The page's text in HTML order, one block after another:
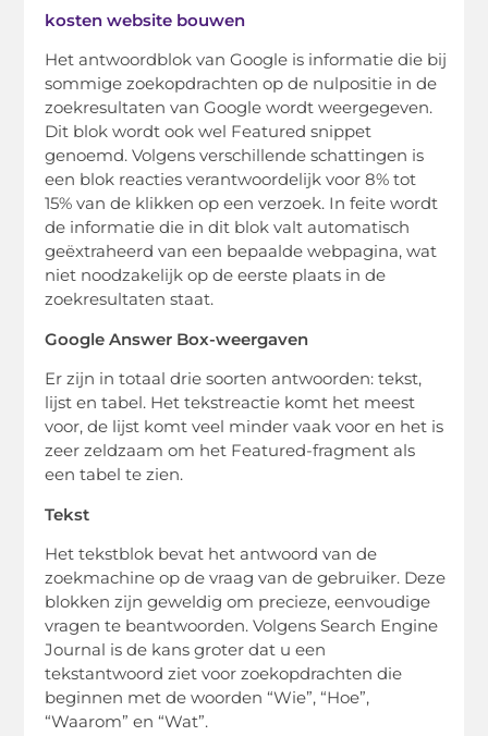
kosten website bouwen
Het antwoordblok van Google is informatie die bij
sommige zoekopdrachten op de nulpositie in de
zoekresultaten van Google wordt weergegeven.
Dit blok wordt ook wel Featured snippet
genoemd. Volgens verschillende schattingen is
een blok reacties verantwoordelijk voor 8% tot
15% van de klikken op een verzoek. In feite wordt
de informatie die in dit blok valt automatisch
geëxtraheerd van een bepaalde webpagina, wat
niet noodzakelijk op de eerste plaats in de
zoekresultaten staat.
Google Answer Box-weergaven
Er zijn in totaal drie soorten antwoorden: tekst,
lijst en tabel. Het tekstreactie komt het meest
voor, de lijst komt veel minder vaak voor en het is
zeer zeldzaam om het Featured-fragment als
een tabel te zien.
Tekst
Het tekstblok bevat het antwoord van de
zoekmachine op de vraag van de gebruiker. Deze
blokken zijn geweldig om precieze, eenvoudige
vragen te beantwoorden. Volgens Search Engine
Journal is de kans groter dat u een
tekstantwoord ziet voor zoekopdrachten die
beginnen met de woorden “Wie”, “Hoe”,
“Waarom” en “Wat”.